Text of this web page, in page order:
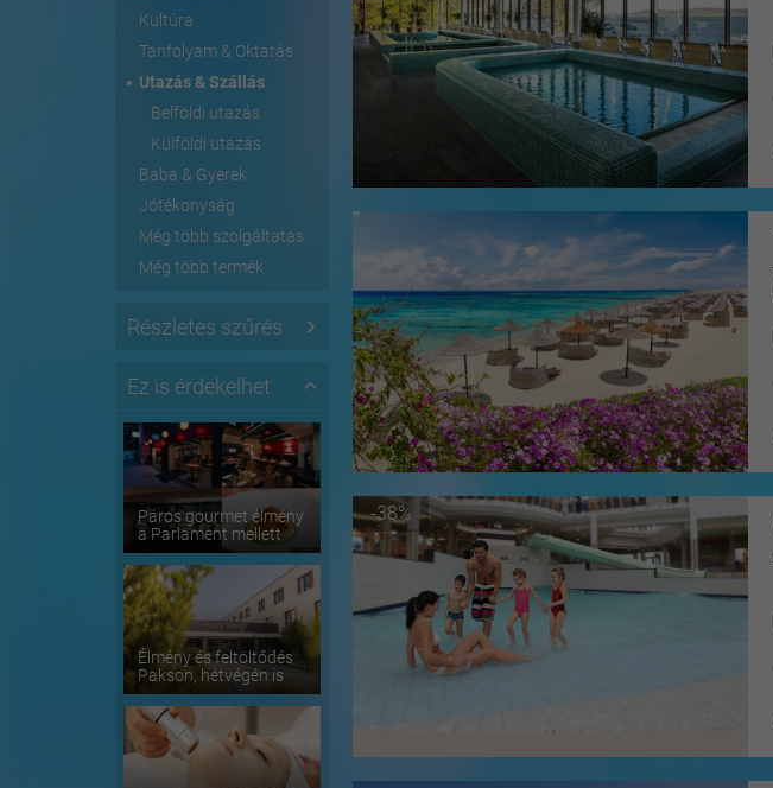
Kultúra
Tanfolyam & Oktatás
Utazás & Szállás
Belföldi utazás
Külföldi utazás
Baba & Gyerek
Jótékonyság
Még több szolgáltatás
Még több termék
Részletes szűrés
Ez is érdekelhet
Páros gourmet élmény
a Parlament mellett
Élmény és feltöltődés
Pakson, hétvégén is
-38%